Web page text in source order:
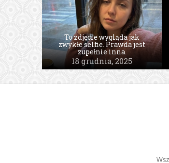
Reklama tworzona przez
użytkowników marki –
dobra, bo tania
12 sierpnia, 2025